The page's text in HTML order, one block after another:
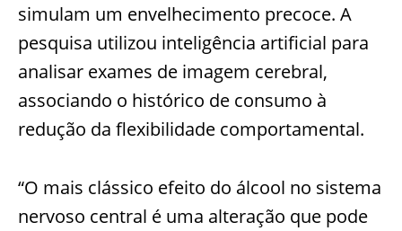
simulam um envelhecimento precoce. A
pesquisa utilizou inteligência artificial para
analisar exames de imagem cerebral,
associando o histórico de consumo à
redução da flexibilidade comportamental.
“O mais clássico efeito do álcool no sistema
nervoso central é uma alteração que pode